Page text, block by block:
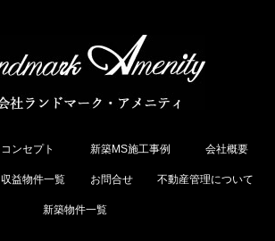
コンセプト 新築MS施工事例 会社概要
収益物件一覧 お問合せ 不動産管理について
新築物件一覧